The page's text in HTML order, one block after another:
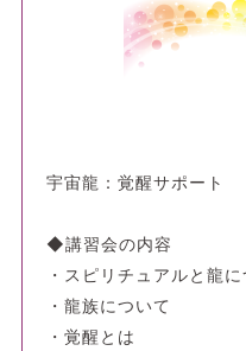
宇宙龍：覚醒サポート
◆講習会の内容
・スピリチュアルと龍
・龍族について
・覚醒とは